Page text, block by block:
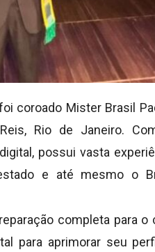
coroado Mister Brasil
Rio de Janeiro.
possui vasta
e até mesmo o
completa para o
para aprimorar seu